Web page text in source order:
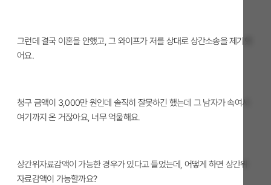
그런데 결국 이혼을 안했고, 그 와이프가 저를 상대로 상간소송을 제기했
어요.
청구 금액이 3,000만 원인데 솔직히 잘못하긴 했는데 그 남자가 속여서
여기까지 온 거잖아요, 너무 억울해요.
상간위자료감액이 가능한 경우가 있다고 들었는데, 어떻게 하면 상간위
자료감액이 가능할까요?